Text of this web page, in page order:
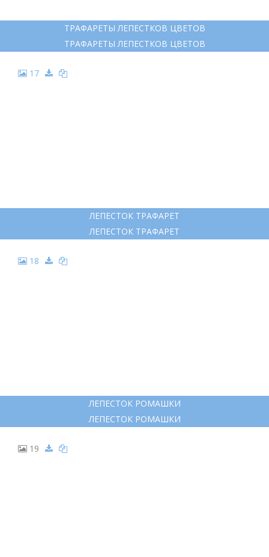
ТРАФАРЕТЫ ЛЕПЕСТКОВ ЦВЕТОВ
ТРАФАРЕТЫ ЛЕПЕСТКОВ ЦВЕТОВ
17
ЛЕПЕСТОК ТРАФАРЕТ
ЛЕПЕСТОК ТРАФАРЕТ
18
ЛЕПЕСТОК РОМАШКИ
ЛЕПЕСТОК РОМАШКИ
19